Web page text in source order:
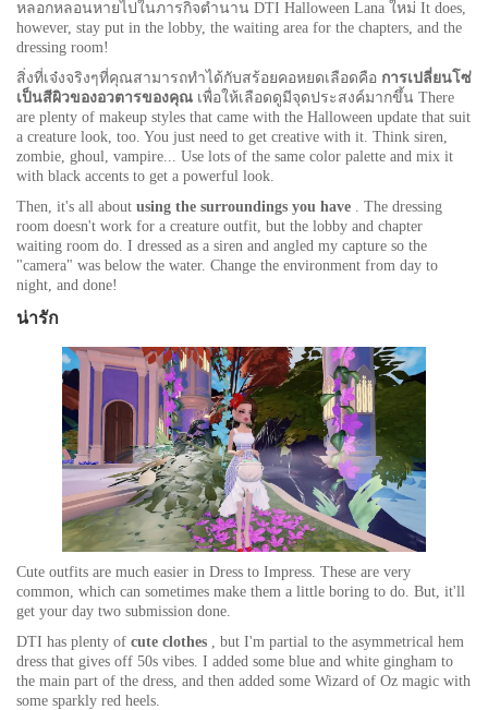
หลอกหลอนหายไปในภารกิจตำนาน DTI Halloween Lana ใหม่ It does,
however, stay put in the lobby, the waiting area for the chapters, and the
dressing room!
สิ่งที่เจ๋งจริงๆที่คุณสามารถทำได้กับสร้อยคอหยดเลือดคือ การเปลี่ยนโซ่
เป็นสีผิวของอวตารของคุณ เพื่อให้เลือดดูมีจุดประสงค์มากขึ้น There
are plenty of makeup styles that came with the Halloween update that suit
a creature look, too. You just need to get creative with it. Think siren,
zombie, ghoul, vampire... Use lots of the same color palette and mix it
with black accents to get a powerful look.
Then, it's all about using the surroundings you have . The dressing
room doesn't work for a creature outfit, but the lobby and chapter
waiting room do. I dressed as a siren and angled my capture so the
"camera" was below the water. Change the environment from day to
night, and done!
น่ารัก
Cute outfits are much easier in Dress to Impress. These are very
common, which can sometimes make them a little boring to do. But, it'll
get your day two submission done.
DTI has plenty of cute clothes , but I'm partial to the asymmetrical hem
dress that gives off 50s vibes. I added some blue and white gingham to
the main part of the dress, and then added some Wizard of Oz magic with
some sparkly red heels.